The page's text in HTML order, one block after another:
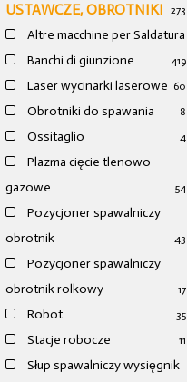
USTAWCZE, OBROTNIKI
273
Altre macchine per Saldatura
19
Banchi di giunzione 4
Laser wycinarki laserowe 60
Obrotniki do spawania 8
Ossitaglio 4
Plazma cięcie tlenowo
gazowe
54
Pozycjoner spawalniczy
obrotnik
43
Pozycjoner spawalniczy
obrotnik rolkowy
17
Robot 35
Stacje robocze 11
Słup spawalniczy wysięgnik